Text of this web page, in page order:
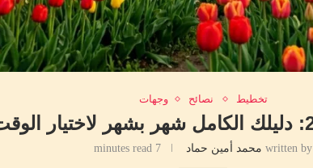
تخطيط نصائح وجهات
written by محمد أمين حماد 7 minutes read